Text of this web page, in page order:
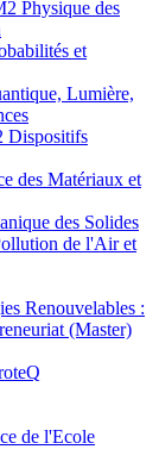
Physique des
et
Lumière,
des Matériaux et
des Solides
de l'Air et
Renouvelables :
(Master)
de l'Ecole